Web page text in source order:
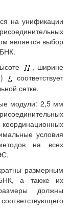
на унификации
является выбор
, ширине
соответствует
сетке.
модули: 2,5 мм
условия
на всех
размерным
а также их
должны